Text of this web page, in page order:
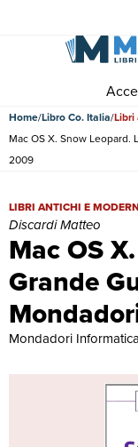
Home Libro Co. Italia Libri
Mac OS X. Snow Leopard.
2009
Mac OS
Grande
Mac OS X. Snow
LIBRI ANTICHI E
Discardi Matteo
Mondadori